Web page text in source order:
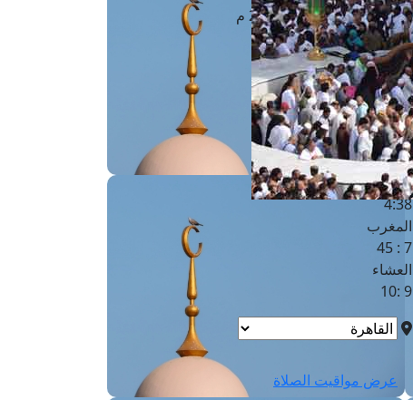
القاهرة · 06 أغسطس 2026 م
الفجر
4 :40
الشروق
6 :17
الظهر
1 : 1
العصر
4:38
المغرب
7 : 45
العشاء
9 :10
عرض مواقيت الصلاة